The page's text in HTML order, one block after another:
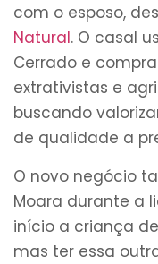
com o esposo,
Natural. O casal
Cerrado e
extrativistas e
buscando
de qualidade a
O novo negócio
Moara durante a
início a criança
mas ter essa